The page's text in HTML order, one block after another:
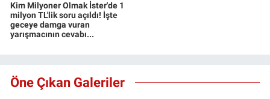
Kim Milyoner Olmak İster'de 1
milyon TL'lik soru açıldı! İşte
geceye damga vuran
yarışmacının cevabı...
Öne Çıkan Galeriler